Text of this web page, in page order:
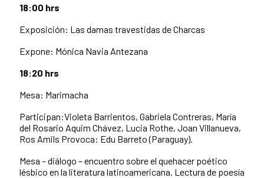
18:00 hrs
Exposición: Las damas travestidas de Charcas
Expone: Mónica Navia Antezana
18:20 hrs
Mesa: Marimacha
Participan:Violeta Barrientos, Gabriela Contreras, María
del Rosario Aquim Chávez, Lucia Rothe, Joan Villanueva,
Ros Amils Provoca: Edu Barreto (Paraguay).
Mesa – diálogo – encuentro sobre el quehacer poético
lésbico en la literatura latinoamericana. Lectura de poesía